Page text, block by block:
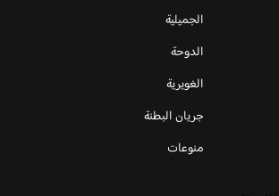
الجميلية
الدوحة
الغويرية
جريان البطنة
منوعات